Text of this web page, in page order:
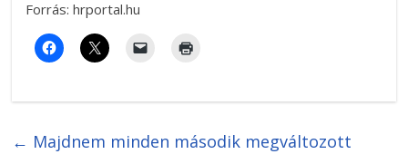
Forrás: hrportal.hu
← Majdnem minden második megváltozott